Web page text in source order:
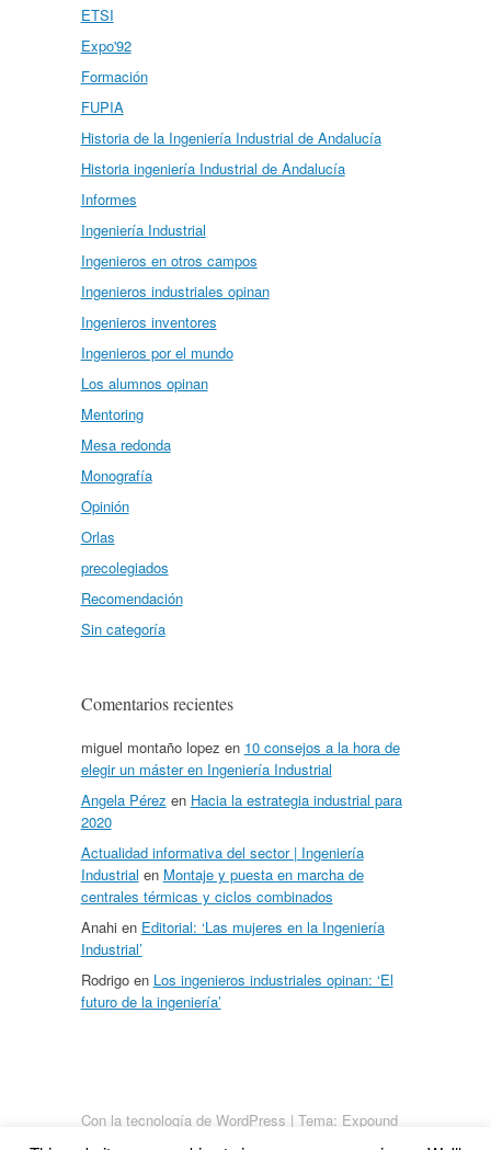
ETSI
Expo'92
Formación
FUPIA
Historia de la Ingeniería Industrial de Andalucía
Historia ingeniería Industrial de Andalucía
Informes
Ingeniería Industrial
Ingenieros en otros campos
Ingenieros industriales opinan
Ingenieros inventores
Ingenieros por el mundo
Los alumnos opinan
Mentoring
Mesa redonda
Monografía
Opinión
Orlas
precolegiados
Recomendación
Sin categoría
Comentarios recientes
miguel montaño lopez en 10 consejos a la hora de
elegir un máster en Ingeniería Industrial
Angela Pérez en Hacia la estrategia industrial para
2020
Actualidad informativa del sector | Ingeniería
Industrial en Montaje y puesta en marcha de
centrales térmicas y ciclos combinados
Anahi en Editorial: ‘Las mujeres en la Ingeniería
Industrial’
Rodrigoen Los ingenieros industriales opinan: ‘El
futuro de la ingeniería’
Con la tecnología de WordPress | Tema: Expound